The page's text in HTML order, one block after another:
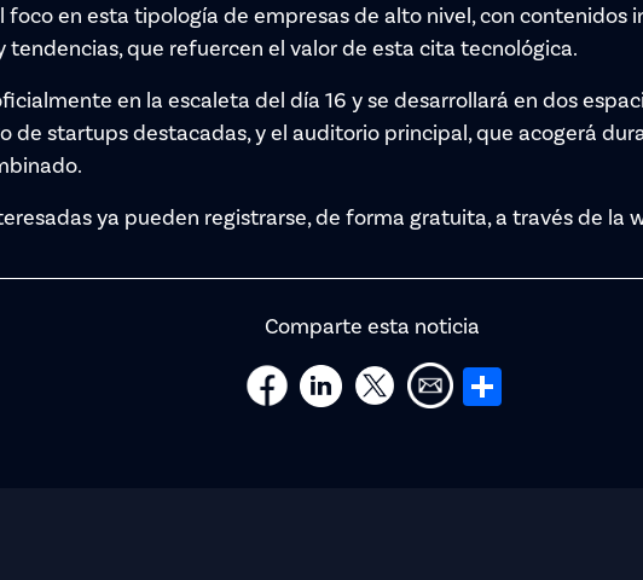
foco en esta tipología de empresas de alto nivel, con contenidos
que refuercen el valor de esta cita tecnológica.
en la escaleta del día 16 y se desarrollará en dos
de startups destacadas, y el auditorio principal, que acogerá
ya pueden registrarse, de forma gratuita, a través de la
Comparte esta noticia
Share